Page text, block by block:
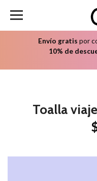
Envío gratis por
10% de
Toalla